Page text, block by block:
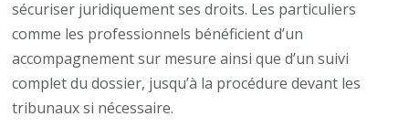
sécuriser juridiquement ses droits. Les particuliers
comme les professionnels bénéficient d’un
accompagnement sur mesure ainsi que d’un suivi
complet du dossier, jusqu’à la procédure devant les
tribunaux si nécessaire.